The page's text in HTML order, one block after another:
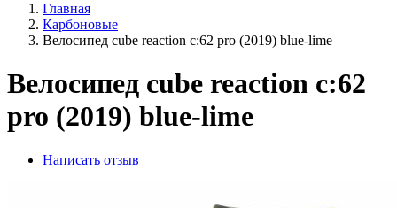
Главная
Карбоновые
Велосипед cube reaction c:62 pro (2019) blue-lime
Велосипед cube reaction c:62
pro (2019) blue-lime
Написать отзыв